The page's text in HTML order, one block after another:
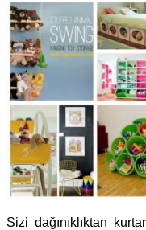
Sizi dağınıklıktan